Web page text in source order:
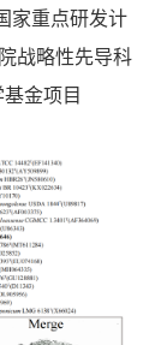
家重点研发计
战略性先导科
金项目